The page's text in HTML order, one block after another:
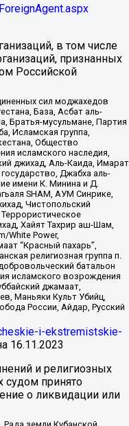
в том числе
признанных
Российской
сил моджахедов
База, Асбат аль-
Братья-мусульмане, Партия
Исламская группа,
Общество
исламского наследия,
джихад, Аль-Каида, Имарат
Джабха аль-
имени К. Минина и Д.
SHAM, АУМ Синрике,
Чистопольский
Хайят Тахрир аш-Шам,
White Power,
“Красный пахарь”,
религиозная группа п.
батальон
исламского возрождения
джамаат,
Маньяки Культ Убийц,
России, Айдар, Русский
i-ekstremistskie-
16.11.2023
и религиозных
судом принято
о ликвидации или